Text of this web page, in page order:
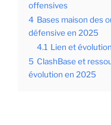
offensives
4 Bases maison des
défensive en 2025
4.1 Lien et
5 ClashBase et
évolution en 2025